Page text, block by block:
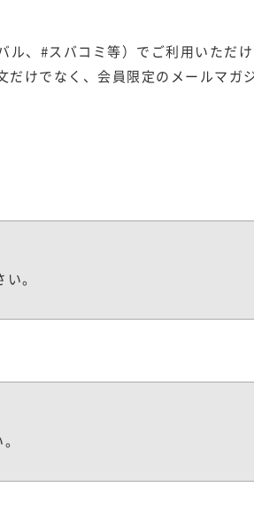
、#スバコミ等）でご利用いただ
けでなく、会員限定のメールマガ
。